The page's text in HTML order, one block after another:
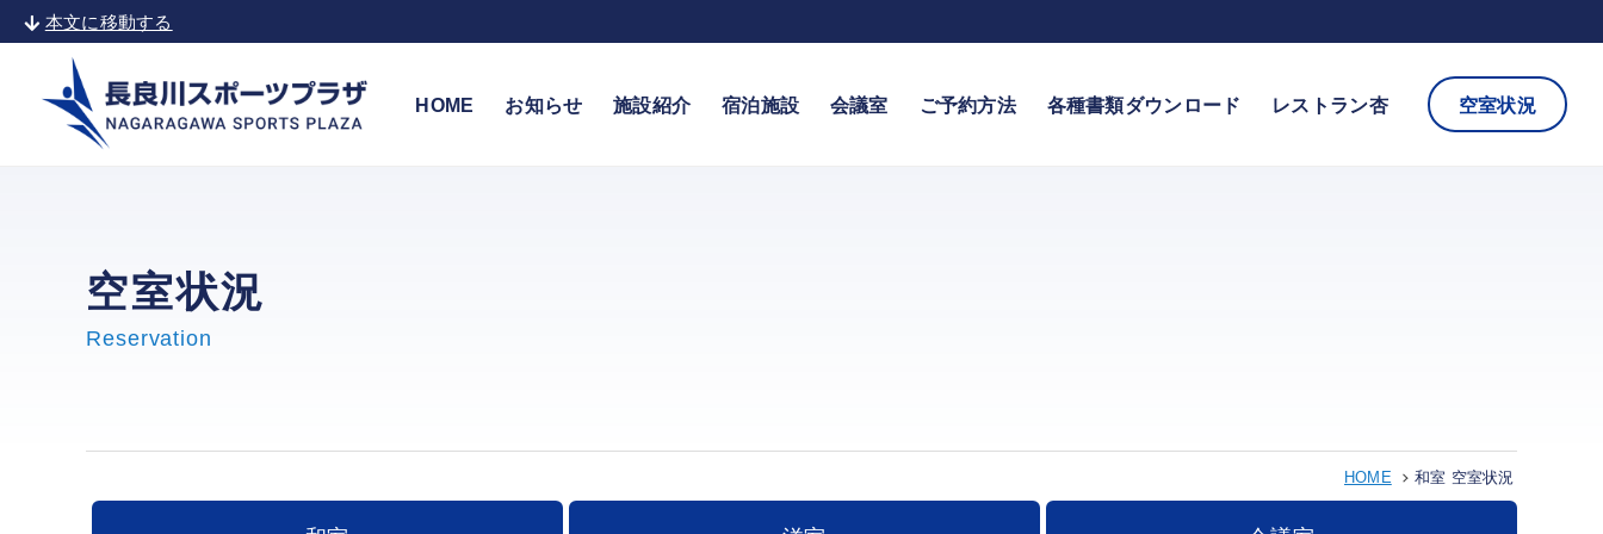
本文に移動する
HOME お知らせ 施設紹介 宿泊施設 会議室 ご予約方法 各種書類ダウンロード レストラン杏 空室状況
空室状況
Reservation
HOME 和室 空室状況